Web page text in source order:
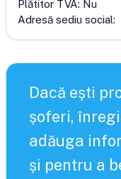
Plătitor TVA: Nu
Adresă sediu social:
Dacă ești
șoferi,
adăuga
și pentru a